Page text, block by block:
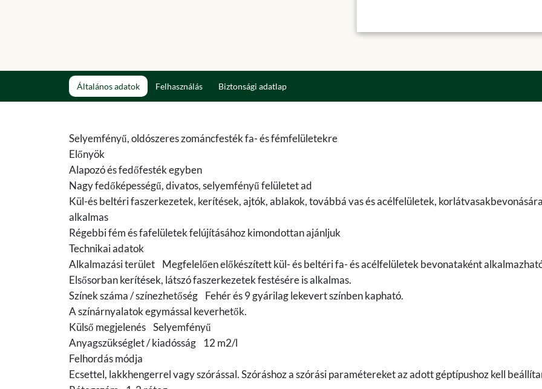
Általános adatok Felhasználás Biztonsági adatlap
Selyemfényű, oldószeres zománcfesték fa- és fémfelületekre
Előnyök
Alapozó és fedőfesték egyben
Nagy fedőképességű, divatos, selyemfényű felületet ad
Kül-és beltéri faszerkezetek, kerítések, ajtók, ablakok, továbbá vas és acélfelületek,
alkalmas
Régebbi fém és fafelületek felújításához kimondottan ajánljuk
Technikai adatok
Alkalmazási terület Megfelelően előkészített kül- és beltéri fa- és acélfelületek bevonataként
Elsősorban kerítések, látszó faszerkezetek festésére is alkalmas.
Színek száma / színezhetőség Fehér és 9 gyárilag lekevert színben kapható.
A színárnyalatok egymással keverhetők.
Külső megjelenés Selyemfényű
Anyagszükséglet / kiadósság 12 m2/l
Felhordás módja
Ecsettel, lakkhengerrel vagy szórással. Szóráshoz a szórási paramétereket az adott géptípushoz kell